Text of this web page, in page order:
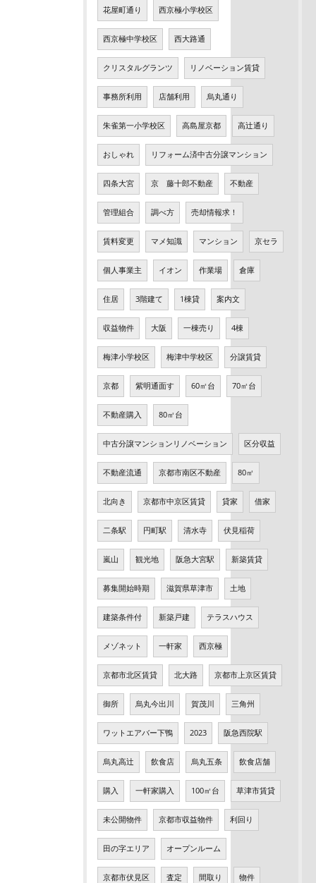
花屋町通り 西京極小学校区
西京極中学校区 西大路通
クリスタルグランツ リノベーション賃貸
事務所利用 店舗利用 烏丸通り
朱雀第一小学校区 高島屋京都 高辻通り
おしゃれ リフォーム済中古分譲マンション
四条大宮 京 藤十郎不動産 不動産
管理組合 調べ方 売却情報求！
賃料変更 マメ知識 マンション 京セラ
個人事業主 イオン 作業場 倉庫
住居 3階建て 1棟貸 案内文
収益物件 大阪 一棟売り 4棟
梅津小学校区 梅津中学校区 分譲賃貸
京都 紫明通面す 60㎡台 70㎡台
不動産購入 80㎡台
中古分譲マンションリノベーション 区分収益
不動産流通 京都市南区不動産 80㎡
北向き 京都市中京区賃貸 貸家 借家
二条駅 円町駅 清水寺 伏見稲荷
嵐山 観光地 阪急大宮駅 新築賃貸
募集開始時期 滋賀県草津市 土地
建築条件付 新築戸建 テラスハウス
メゾネット 一軒家 西京極
京都市北区賃貸 北大路 京都市上京区賃貸
御所 烏丸今出川 賀茂川 三角州
ワットエアバー下鴨 2023 阪急西院駅
烏丸高辻 飲食店 烏丸五条 飲食店舗
購入 一軒家購入 100㎡台 草津市賃貸
未公開物件 京都市収益物件 利回り
田の字エリア オープンルーム
京都市伏見区 査定 間取り 物件